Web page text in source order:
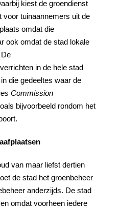
kiest de groendienst
voor tuinaannemers uit de
omdat die
ook omdat de stad lokale
in de hele stad
die gedeeltes waar de
Commission
bijvoorbeeld rondom het
van maar liefst dertien
de stad het groenbeheer
anderzijds. De stad
omdat voorheen iedere